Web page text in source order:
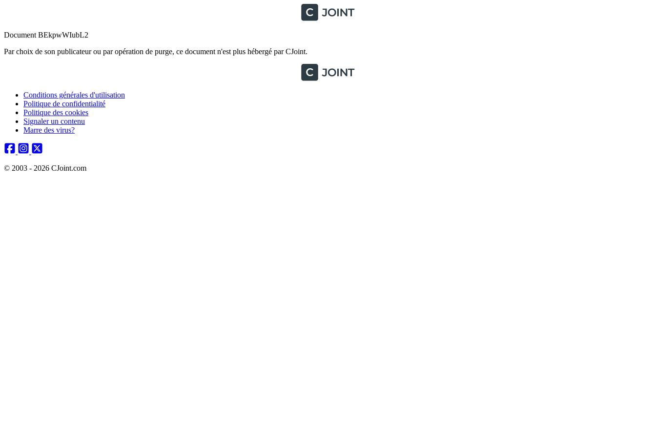
Document BEkpwWIubL2
Par choix de son publicateur ou par opération de purge, ce document n'est plus hébergé par CJoint.
Conditions générales d'utilisation
Politique de confidentialité
Politique des cookies
Signaler un contenu
Marre des virus?
© 2003 - 2026 CJoint.com